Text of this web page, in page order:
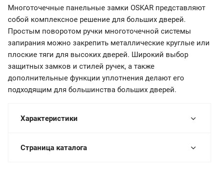
Многоточечные панельные замки OSKAR представляют
собой комплексное решение для больших дверей.
Простым поворотом ручки многоточечной системы
запирания можно закрепить металлические круглые или
плоские тяги для высоких дверей. Широкий выбор
защитных замков и стилей ручек, а также
дополнительные функции уплотнения делают его
подходящим для большинства больших дверей.
Характеристики
Страница каталога